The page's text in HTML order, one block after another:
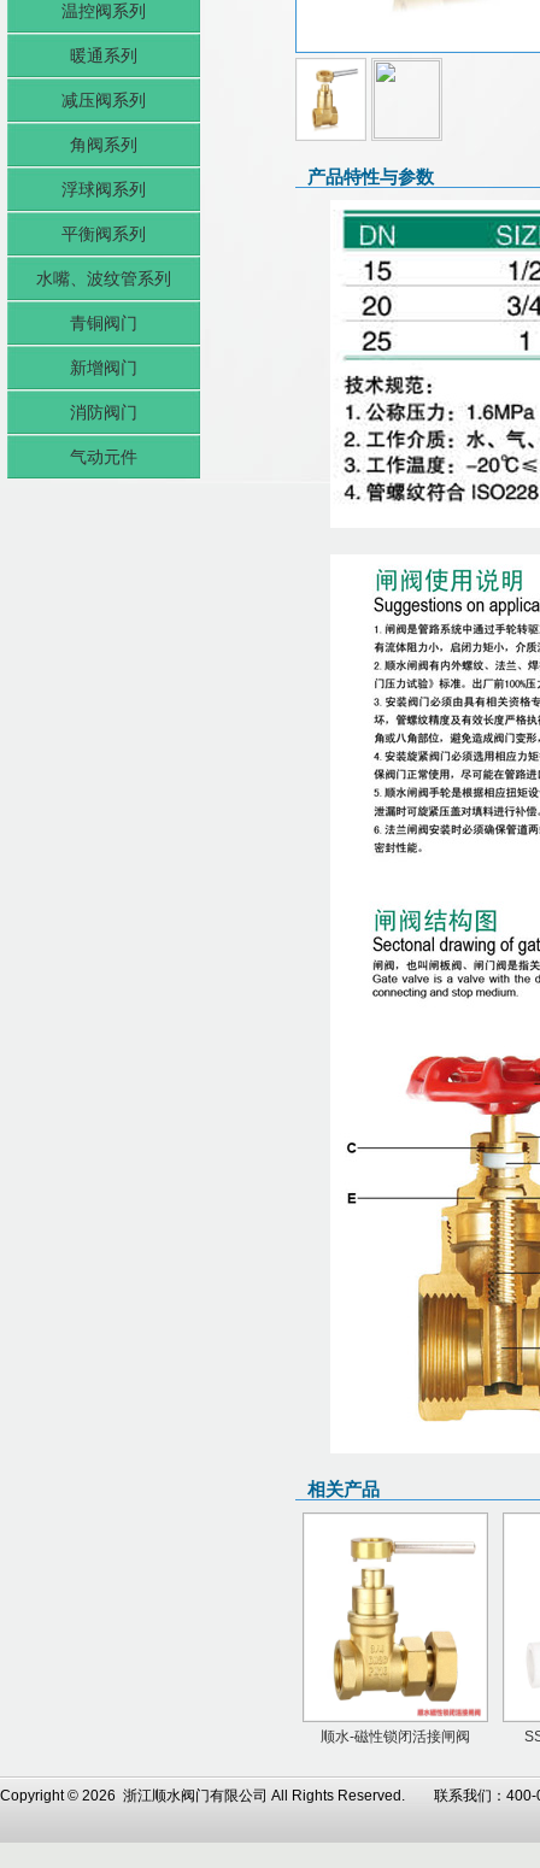
温控阀系列
暖通系列
减压阀系列
角阀系列
浮球阀系列
平衡阀系列
水嘴、波纹管系列
青铜阀门
新增阀门
消防阀门
气动元件
产品特性与参数
相关产品
顺水-磁性锁闭活接闸阀
Copyright © 2026 浙江顺水阀门有限公司 All Rights Reserved. 联系我们：